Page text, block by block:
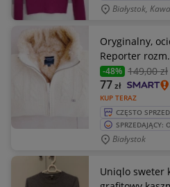
Białystok,
Oryginalny,
Reporter
-48% 149,00 zł
KUP TERAZ
77zł
CZĘSTO
SPRZEDAJĄCY:
Białystok
Uniqlo sweter